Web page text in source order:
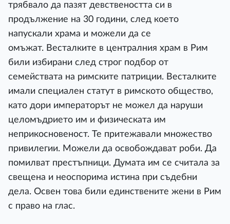
трябвало да пазят девствеността си в
продължение на 30 години, след което
напускали храма и можели да се
омъжат. Весталките в централния храм в Рим
били избирани след строг подбор от
семействата на римските пaтриции. Весталките
имали специален статут в римското общество,
като дори императорът не можел да наруши
целомъдрието им и физическата им
неприкосновеност. Те притежавали множество
привилегии. Можели да освобождават роби. Да
помилват престъпници. Думата им се считала за
свещена и неоспорима истина при съдебни
дела. Освен това били единствените жени в Рим
с право на глас.